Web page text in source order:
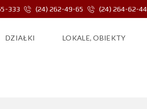
333 (24) 262-49-65 (24) 264-62-44
DZIAŁKI LOKALE, OBIEKTY